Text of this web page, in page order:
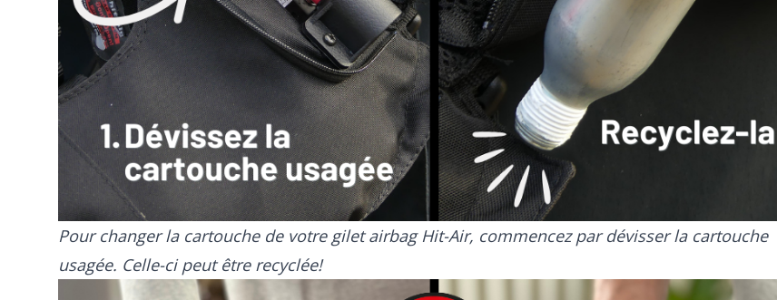
Pour changer la cartouche de votre gilet airbag Hit-Air, commencez par dévisser la cartouche
usagée. Celle-ci peut être recyclée!